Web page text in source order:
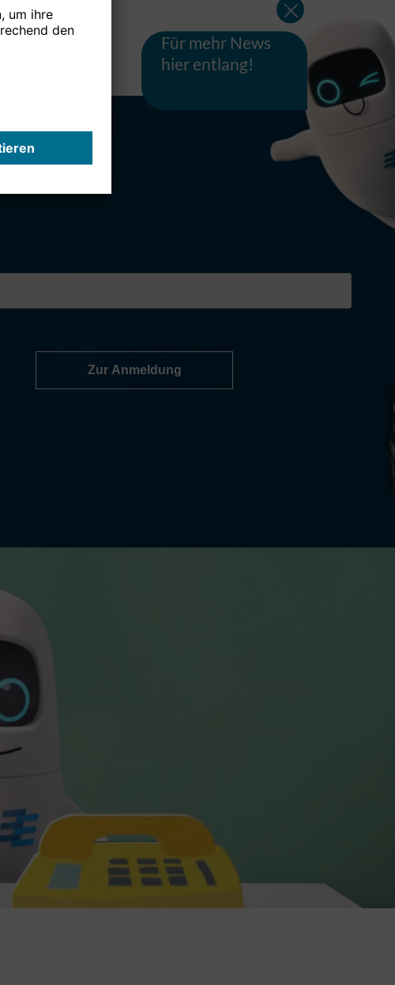
Für mehr News
hier entlang!
Zur Anmeldung